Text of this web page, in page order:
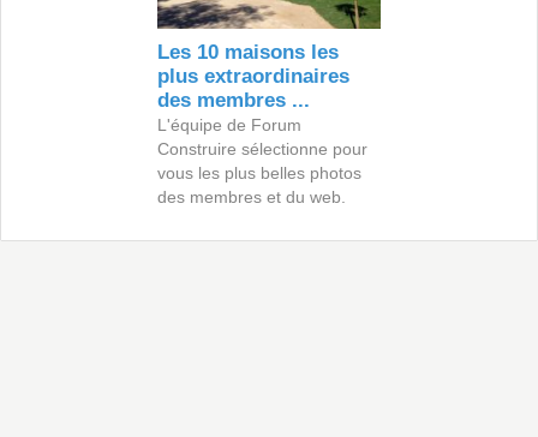
Les 10 maisons les
plus extraordinaires
des membres ...
L'équipe de Forum
Construire sélectionne pour
vous les plus belles photos
des membres et du web.